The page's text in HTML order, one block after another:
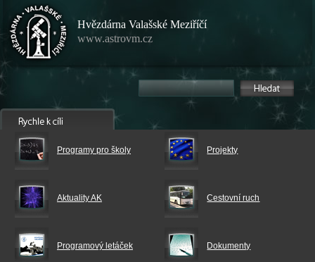
Hvězdárna Valašské Meziříčí
www.astrovm.cz
Programy pro školy Projekty
Aktuality AK Cestovní ruch
Programový letáček Dokumenty